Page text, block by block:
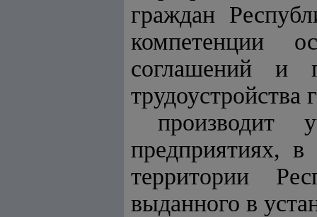
граждан
компетенции
соглашений и
трудоустройства
производит
предприятиях,
территории
выданного в